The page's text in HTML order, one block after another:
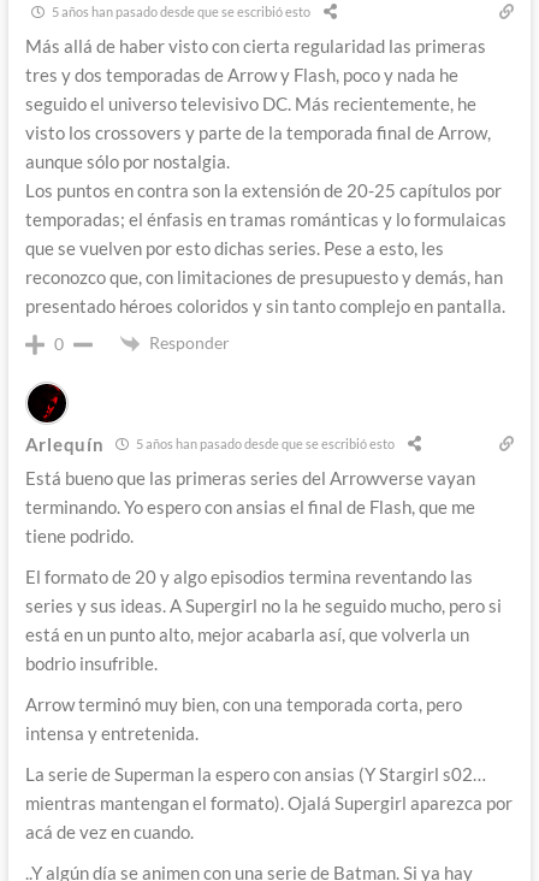
5 años han pasado desde que se escribió esto
Más allá de haber visto con cierta regularidad las primeras
tres y dos temporadas de Arrow y Flash, poco y nada he
seguido el universo televisivo DC. Más recientemente, he
visto los crossovers y parte de la temporada final de Arrow,
aunque sólo por nostalgia.
Los puntos en contra son la extensión de 20-25 capítulos por
temporadas; el énfasis en tramas románticas y lo formulaicas
que se vuelven por esto dichas series. Pese a esto, les
reconozco que, con limitaciones de presupuesto y demás, han
presentado héroes coloridos y sin tanto complejo en pantalla.
0 Responder
Arlequín 5 años han pasado desde que se escribió esto
Está bueno que las primeras series del Arrowverse vayan
terminando. Yo espero con ansias el final de Flash, que me
tiene podrido.
El formato de 20 y algo episodios termina reventando las
series y sus ideas. A Supergirl no la he seguido mucho, pero si
está en un punto alto, mejor acabarla así, que volverla un
bodrio insufrible.
Arrow terminó muy bien, con una temporada corta, pero
intensa y entretenida.
La serie de Superman la espero con ansias (Y Stargirl s02…
mientras mantengan el formato). Ojalá Supergirl aparezca por
acá de vez en cuando.
..Y algún día se animen con una serie de Batman. Si ya hay